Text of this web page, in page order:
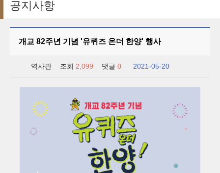
공지사항
개교 82주년 기념 '유퀴즈 온더 한양' 행사
역사관 조회 2,099 댓글 0 2021-05-20